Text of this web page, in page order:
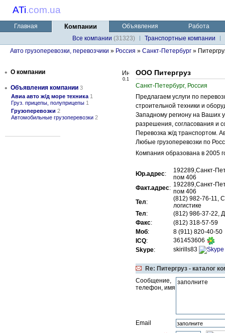
ATi.com.ua
Главная Компании Объявления
Работа
Все компании (31323)
Транспортные компании
Авто грузоперевозки, перевозчики » Россия » Санкт-Петербург »
• О компании
• Объявления компании 3
Авиа авто ж/д море техника 1
Груз. прицепы, полуприцепы 1
Грузоперевозки 2
Автомобильные грузоперевозки 2
0.1
ООО Питергруз
Санкт-Петербург, Россия
Предлагаем услуги по
строительной техники и
Западному региону на Ваших
разрешения, согласования и
Перевозка ж/д транспортом.
Любые грузоперевозки по
Компания образована в 2005
Юр.адрес:
192289,Санкт-
пом 406
Факт.адрес: 192289,Санкт-
пом 406
Тел:
(812) 982-76-11,
логистике
Тел:
(812) 986-37-22,
Факс:
(812) 318-57-59
Моб:
8 (911) 820-40-50
ICQ:
361453606
Skype: skirills83
Re: Питергруз - каталог
Сообщение,
телефон, имя
Email